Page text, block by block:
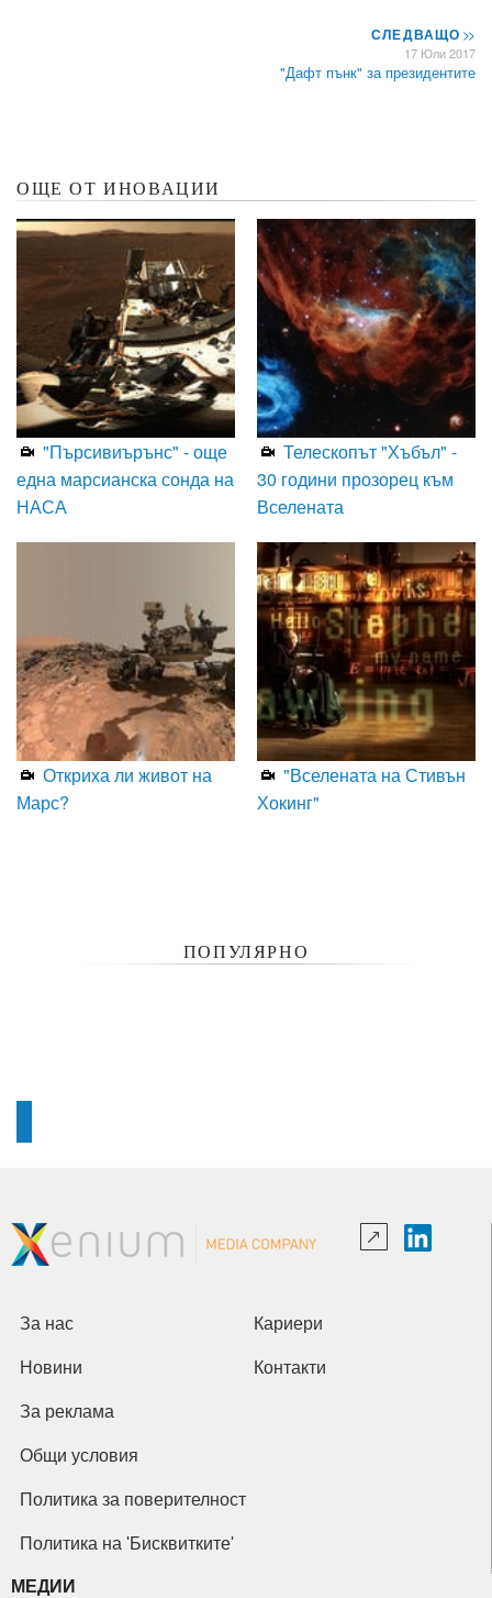
СЛЕДВАЩО>>
17 Юли 2017
"Дафт пънк" за президентите
ОЩЕ ОТ ИНОВАЦИИ
"Пърсивиърънс" - още
една марсианска сонда на
НАСА
Телескопът "Хъбъл" -
30 години прозорец към
Вселената
Откриха ли живот на
Марс?
"Вселената на Стивън
Хокинг"
ПОПУЛЯРНО
За нас Кариери
Новини Контакти
За реклама
Общи условия
Политика за поверителност
Политика на 'Бисквитките'
МЕДИИ